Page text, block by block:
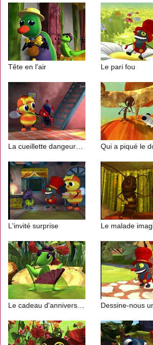
Tête en l'air Le pari fou
Qui a piqué le
L'invité surprise Le malade
Dessine-nous